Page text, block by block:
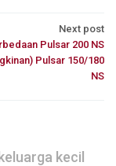
Next post
Pulsar 200 NS
Pulsar 150/180
NS
kecil